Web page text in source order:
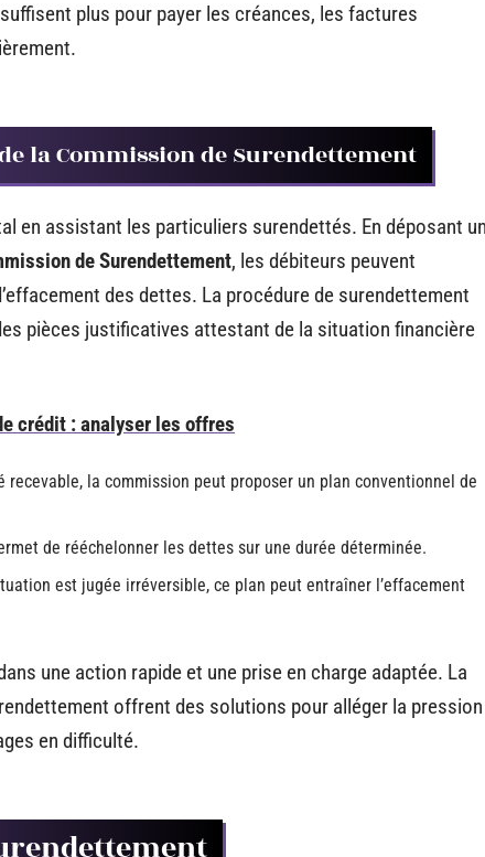
plus pour payer les créances, les factures
la Commission de Surendettement
en assistant les particuliers surendettés. En déposant un
de Surendettement, les débiteurs peuvent
des dettes. La procédure de surendettement
pièces justificatives attestant de la situation financière
crédit : analyser les offres
recevable, la commission peut proposer un plan conventionnel de
de rééchelonner les dettes sur une durée déterminée.
est jugée irréversible, ce plan peut entraîner l’effacement
une action rapide et une prise en charge adaptée. La
offrent des solutions pour alléger la pression
en difficulté.